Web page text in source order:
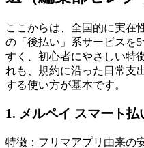
ここからは、全国的に実在
の「後払い」系サービスを
すく、初心者にやさしい特
れも、規約に沿った日常支
する使い方が基本です。
1. メルペイ スマート払
特徴：フリマアプリ由来の